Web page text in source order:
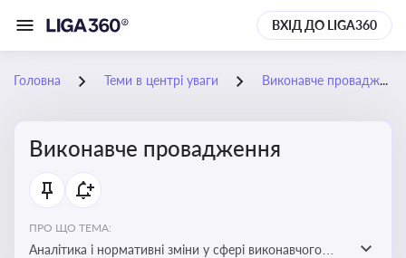
ВХІД ДО LIGA360
Головна Теми в центрі уваги Виконавче провадження
Виконавче провадження
ПРО ЩО ТЕМА:
Аналітика і нормативні зміни у сфері виконавчого